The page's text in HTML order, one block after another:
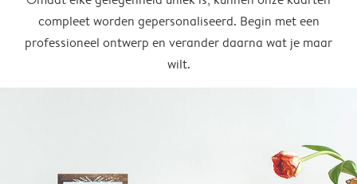
compleet worden gepersonaliseerd. Begin met een
professioneel ontwerp en verander daarna wat je maar
wilt.